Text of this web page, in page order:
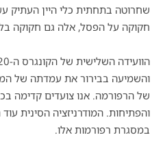
שחרוטה בתחתית כלי היין העתיק
חקוקה על הפסל, אלה גם חקוקה
והשמיעה בבירור את עמדתה של
של הרפורמה. אנו צועדים קדימה
והפתיחות. המודרניזציה הסינית
במסגרת רפורמות אלו.